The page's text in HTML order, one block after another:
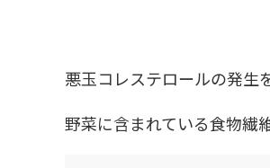
悪玉コレステロールの発生
野菜に含まれている食物繊